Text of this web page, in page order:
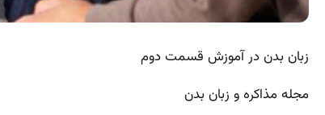
زبان بدن در آموزش قسمت دوم
مجله مذاکره و زبان بدن